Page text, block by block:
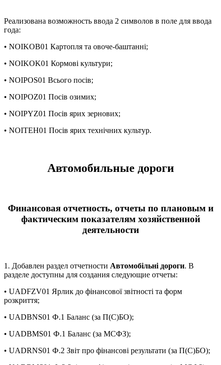
Реализована возможность ввода 2 символов в поле для ввода
года:
• NOIKOB01 Картопля та овоче-баштанні;
• NOIKOK01 Кормові культури;
• NOIPOS01 Всього посів;
• NOIPOZ01 Посів озимих;
• NOIPYZ01 Посів ярих зернових;
• NOITEH01 Посів ярих технічних культур.
Автомобильные дороги
Финансовая отчетность, отчеты по плановым и
фактическим показателям хозяйственной
деятельности
1. Добавлен раздел отчетности Автомобільні дороги. В
разделе доступны для создания следующие отчеты:
• UADFZV01 Ярлик до фінансової звітності та форм
розкриття;
• UADBNS01 Ф.1 Баланс (за П(С)БО);
• UADBMS01 Ф.1 Баланс (за МСФЗ);
• UADRNS01 Ф.2 Звіт про фінансові результати (за П(С)БО);